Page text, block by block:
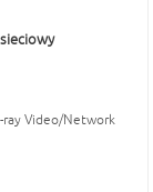
ray Video/Network